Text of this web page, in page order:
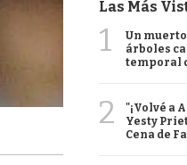
Las Más
1
Un
árboles
temporal
2
"¡Volvé a
Yesty
Cena de